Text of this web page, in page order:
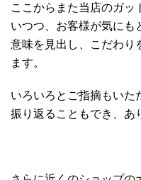
ここからまた当店のガッ
いつつ、お客様が気にも
意味を見出し、こだわり
ます。
いろいろとご指摘もいた
振り返ることもでき、あ